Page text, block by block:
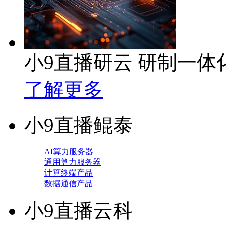
小9直播研云 研制一体
了解更多
小9直播鲲泰
AI算力服务器
通用算力服务器
计算终端产品
数据通信产品
小9直播云科